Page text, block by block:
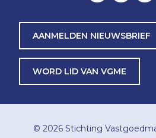
AANMELDEN NIEUWSBRIEF
WORD LID VAN VGME
© 2026 Stichting